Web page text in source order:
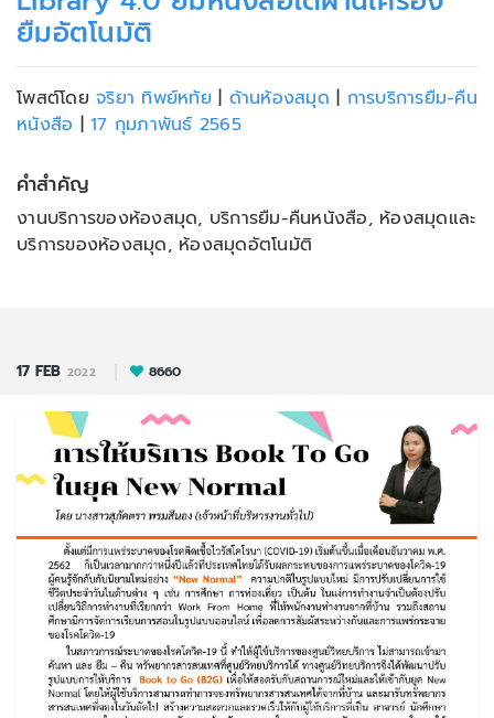
ยืมอัตโนมัติ
โพสต์โดย จริยา ทิพย์หทัย | ด้านห้องสมุด | การบริการยืม-คืน
หนังสือ | 17 กุมภาพันธ์ 2565
คำสำคัญ
งานบริการของห้องสมุด, บริการยืม-คืนหนังสือ, ห้องสมุดและ
บริการของห้องสมุด, ห้องสมุดอัตโนมัติ
17 FEB 2022 8660